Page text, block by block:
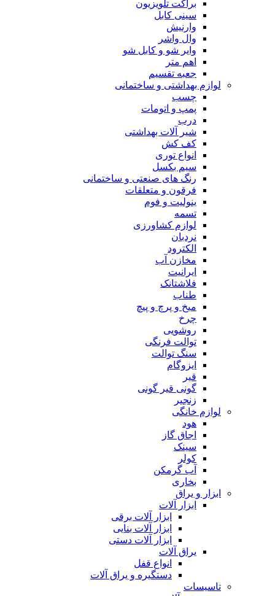
براکت تلویزیون
سینی کابل
وارنیش
وال واشر
وایر شو و کابل شو
اهم متر
جعبه تقسیم
لوازم بهداشتی و ساختمانی
چسب
پمپ و اتومات
درب
شیر آلات بهداشتی
کف کش
انواع توری
سیم بکسل
رنگ های صنعتی و ساختمانی
فرقون و متعلقات
ینولیت و فوم
تسمه
لوازم کشاورزی
نردبان
الکترود
مخازن آب
ایرانیت
فلاشتانک
طناب
میخ و پرچ و پیچ
چرخ
روشویی
توالت فرنگی
سنگ توالت
ایزوگام
قیر
گونی قیر گونی
زنجیر
لوازم خانگی
هود
اجاق گاز
سینک
کولر
آب گرمکن
بخاری
ابزار و یراق
ابزار آلات
ابزار آلات برقی
ابزار آلات بنایی
ابزار آلات دستی
یراق آلات
انواع قفل
دستگیره و یراق آلات
تاسیسات